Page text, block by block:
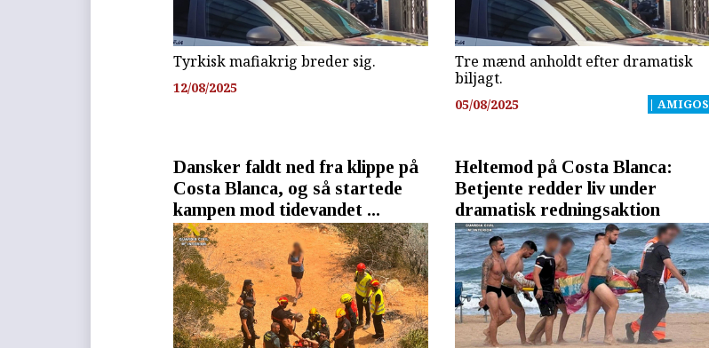
Tyrkisk mafiakrig breder sig.
12/08/2025
Tre mænd anholdt efter dramatisk
biljagt.
05/08/2025 | AMIGOS
Dansker faldt ned fra klippe på
Costa Blanca, og så startede
kampen mod tidevandet ...
Heltemod på Costa Blanca:
Betjente redder liv under
dramatisk redningsaktion